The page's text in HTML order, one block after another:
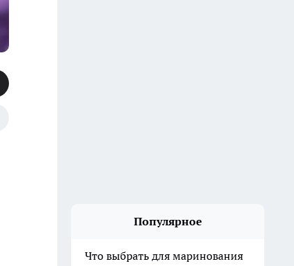
Популярное
Что выбрать для маринования